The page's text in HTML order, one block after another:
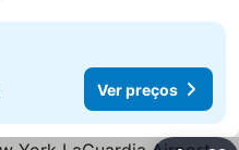
Ver preços